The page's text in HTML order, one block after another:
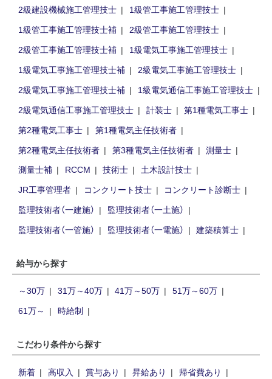
2級建設機械施工管理技士
1級管工事施工管理技士
1級管工事施工管理技士補
2級管工事施工管理技士
2級管工事施工管理技士補
1級電気工事施工管理技士
1級電気工事施工管理技士補
2級電気工事施工管理技士
2級電気工事施工管理技士補
1級電気通信工事施工管理技士
2級電気通信工事施工管理技士
計装士
第1種電気工事士
第2種電気工事士
第1種電気主任技術者
第2種電気主任技術者
第3種電気主任技術者
測量士
測量士補
RCCM 技術士
土木設計技士
JR工事管理者
コンクリート技士
コンクリート診断士
監理技術者（一建施）
監理技術者（一土施）
監理技術者（一管施）
監理技術者（一電施） 建築積算士
給与から探す
～30万 31万～40万 41万～50万
51万～60万
61万～
時給制
こだわり条件から探す
新着 高収入 賞与あり 昇給あり
帰省費あり